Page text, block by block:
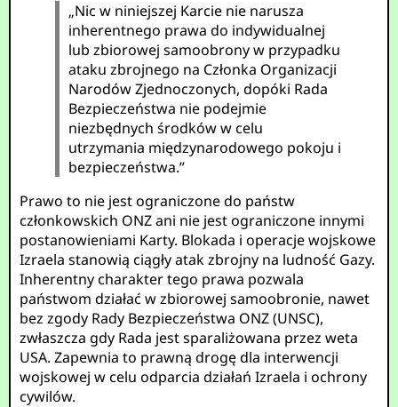
„Nic w niniejszej Karcie nie narusza
inherentnego prawa do indywidualnej
lub zbiorowej samoobrony w przypadku
ataku zbrojnego na Członka Organizacji
Narodów Zjednoczonych, dopóki Rada
Bezpieczeństwa nie podejmie
niezbędnych środków w celu
utrzymania międzynarodowego pokoju i
bezpieczeństwa.”
Prawo to nie jest ograniczone do państw
członkowskich ONZ ani nie jest ograniczone innymi
postanowieniami Karty. Blokada i operacje wojskowe
Izraela stanowią ciągły atak zbrojny na ludność Gazy.
Inherentny charakter tego prawa pozwala
państwom działać w zbiorowej samoobronie, nawet
bez zgody Rady Bezpieczeństwa ONZ (UNSC),
zwłaszcza gdy Rada jest sparaliżowana przez weta
USA. Zapewnia to prawną drogę dla interwencji
wojskowej w celu odparcia działań Izraela i ochrony
cywilów.